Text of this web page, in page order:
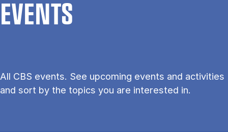
EVENTS
All CBS events. See upcoming events and activities
and sort by the topics you are interested in.